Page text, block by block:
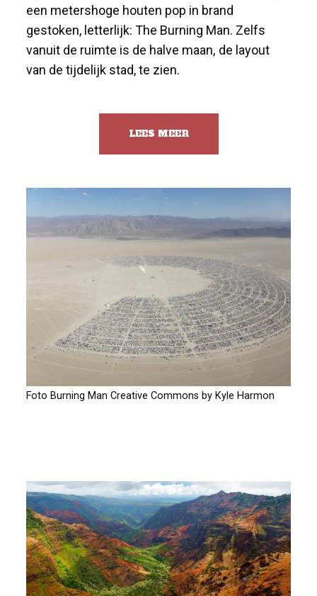
een metershoge houten pop in brand
gestoken, letterlijk: The Burning Man. Zelfs
vanuit de ruimte is de halve maan, de layout
van de tijdelijk stad, te zien.
LEES MEER
Foto Burning Man Creative Commons by Kyle Harmon